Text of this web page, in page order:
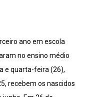
ano em escola
no ensino médio
e quarta-feira (26),
recebem os nascidos